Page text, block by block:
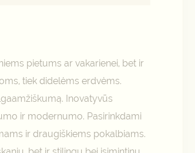
pietums ar vakarienei, bet ir
tiek didelėms erdvėms.
Inovatyvūs
ir modernumo. Pasirinkdami
ir draugiškiems pokalbiams.